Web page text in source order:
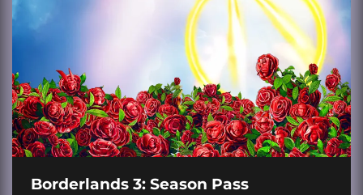
Borderlands 3: Season Pass